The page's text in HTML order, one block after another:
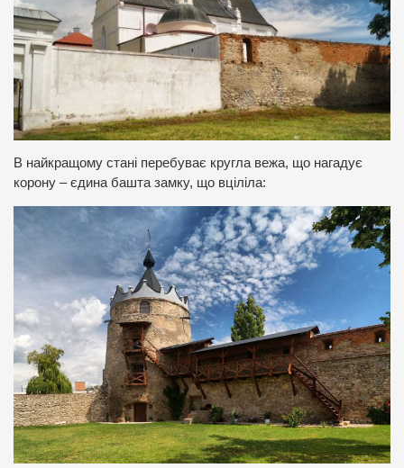
В найкращому стані перебуває кругла вежа, що нагадує
корону – єдина башта замку, що вціліла: